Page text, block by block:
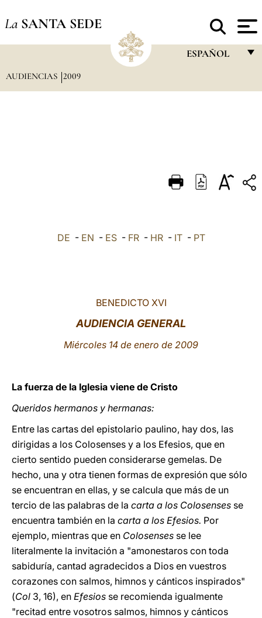
La SANTA SEDE
ESPAÑOL
DEUTSCH
العربيّة
AUDIENCIAS 2009
DE - EN - ES- FR- HR- IT- PT
BENEDICTO XVI
AUDIENCIA GENERAL
Miércoles 14 de enero de 2009
La fuerza de la Iglesia viene de Cristo
Queridos hermanos y hermanas:
Entre las cartas del epistolario paulino, hay dos, las
dirigidas a los Colosenses y a los Efesios, que en
cierto sentido pueden considerarse gemelas. De
hecho, una y otra tienen formas de expresión que sólo
se encuentran en ellas, y se calcula que más de un
tercio de las palabras de la carta a los Colosenses se
encuentra también en la carta a los Efesios. Por
ejemplo, mientras que en Colosenses se lee
literalmente la invitación a "amonestaros con toda
sabiduría, cantad agradecidos a Dios en vuestros
corazones con salmos, himnos y cánticos inspirados"
(Col 3, 16), en Efesios se recomienda igualmente
"recitad entre vosotros salmos, himnos y cánticos